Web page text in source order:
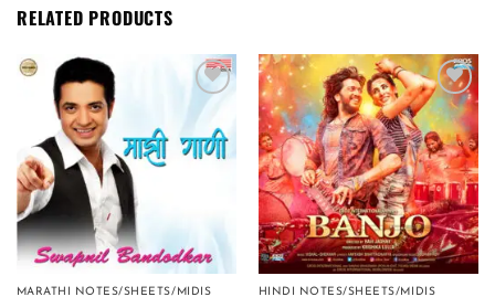
RELATED PRODUCTS
Add to
wishlist
MARATHI NOTES/SHEETS/MIDIS
Add to
wishlist
HINDI NOTES/SHEETS/MIDIS